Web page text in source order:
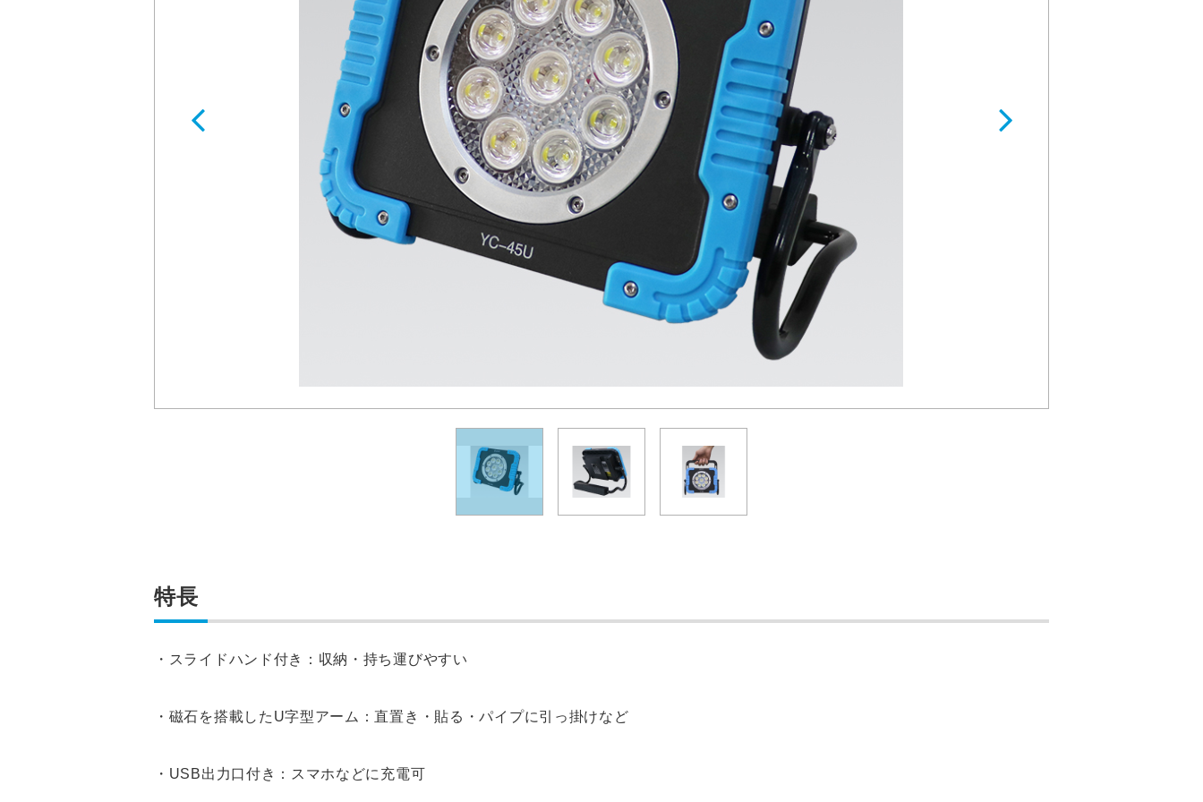
特長
・スライドハンド付き：収納・持ち運びやすい
・磁石を搭載したU字型アーム：直置き・貼る・パイプに引っ掛けなど
・USB出力口付き：スマホなどに充電可